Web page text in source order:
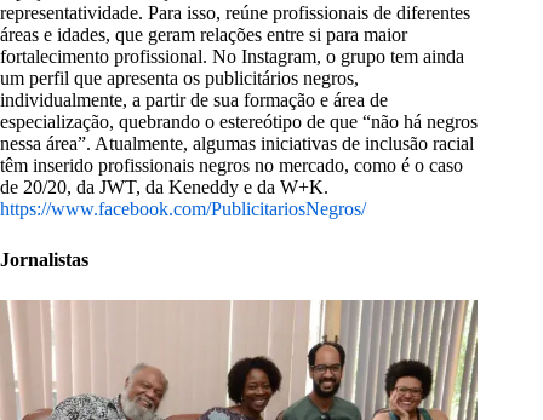
representatividade. Para isso, reúne profissionais de diferentes
áreas e idades, que geram relações entre si para maior
fortalecimento profissional. No Instagram, o grupo tem ainda
um perfil que apresenta os publicitários negros,
individualmente, a partir de sua formação e área de
especialização, quebrando o estereótipo de que “não há negros
nessa área”. Atualmente, algumas iniciativas de inclusão racial
têm inserido profissionais negros no mercado, como é o caso
de 20/20, da JWT, da Keneddy e da W+K.
https://www.facebook.com/PublicitariosNegros/
Jornalistas